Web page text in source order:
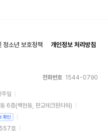
청소년 보호정책
개인정보 처리방침
전화번호 1544-0790
주일
6층(백현동, 판교테크원타워)
확인
호